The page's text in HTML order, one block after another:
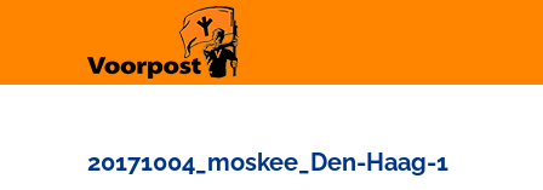
20171004_moskee_Den-Haag-1